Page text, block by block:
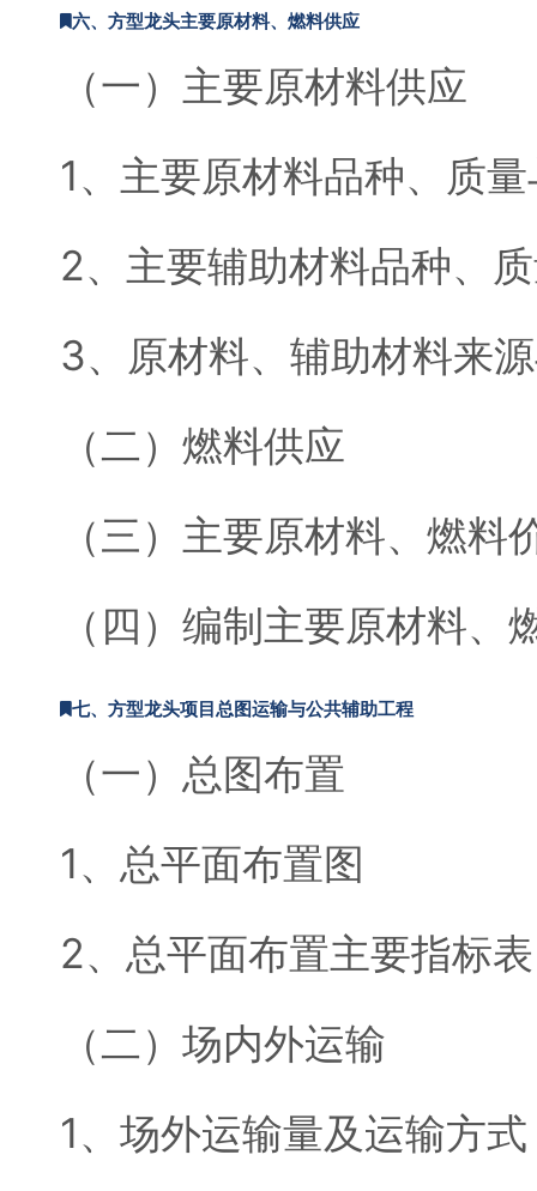
六、方型龙头主要原材料、燃料供应
（一）主要原材料供应
1、主要原材料品种、质
2、主要辅助材料品种、
3、原材料、辅助材料来
（二）燃料供应
（三）主要原材料、燃料
（四）编制主要原材料、
七、方型龙头项目总图运输与公共辅助工程
（一）总图布置
1、总平面布置图
2、总平面布置主要指标表
（二）场内外运输
1、场外运输量及运输方式